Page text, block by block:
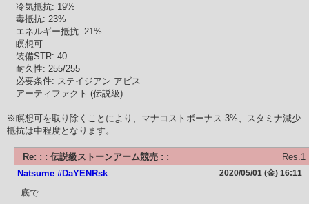
冷気抵抗: 19%
毒抵抗: 23%
エネルギー抵抗: 21%
瞑想可
装備STR: 40
耐久性: 255/255
必要条件: ステイジアン アビス
アーティファクト (伝説級)
※瞑想可を取り除くことにより、マナコストボーナス-3%、スタミナ減少
抵抗は中程度となります。
Re: : : 伝説級ストーンアーム競売 : :
Res.1
Natsume #DaYENRsk
2020/05/01 (金) 16:11
底で